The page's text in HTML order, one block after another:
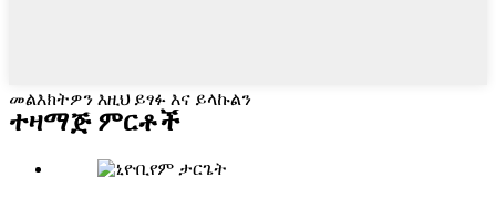
መልእክትዎን እዚህ ይፃፉ እና ይላኩልን
ተዛማጅ ምርቶች